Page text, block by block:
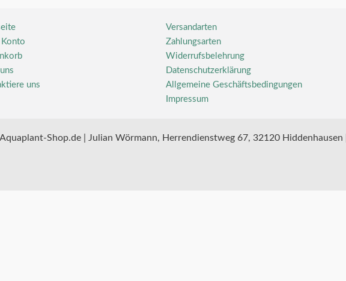
uns
Versandarten
Zahlungsarten
Widerrufsbelehrung
Datenschutzerklärung
Allgemeine Geschäftsbedingungen
Impressum
Shop.de | Julian Wörmann, Herrendienstweg 67, 32120 Hiddenhausen |